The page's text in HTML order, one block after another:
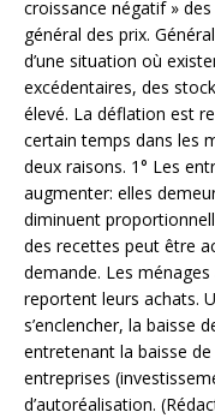
croissance négatif »
général des prix.
d’une situation où
excédentaires, des
élevé. La déflation est
certain temps dans les
deux raisons. 1° Les
augmenter: elles
diminuent
des recettes peut être
demande. Les
reportent leurs achats.
s’enclencher, la baisse
entretenant la baisse
entreprises
d’autoréalisation.